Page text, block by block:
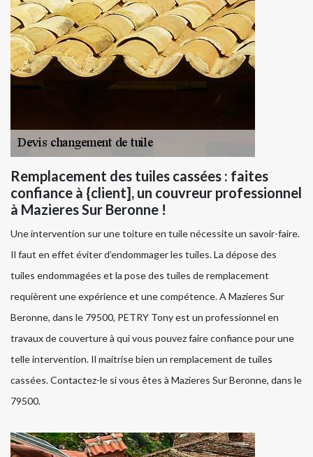
Remplacement des tuiles cassées : faites
confiance à {client], un couvreur professionnel
à Mazieres Sur Beronne !
Une intervention sur une toiture en tuile nécessite un savoir-faire.
Il faut en effet éviter d’endommager les tuiles. La dépose des
tuiles endommagées et la pose des tuiles de remplacement
requièrent une expérience et une compétence. A Mazieres Sur
Beronne, dans le 79500, PETRY Tony est un professionnel en
travaux de couverture à qui vous pouvez faire confiance pour une
telle intervention. Il maitrise bien un remplacement de tuiles
cassées. Contactez-le si vous êtes à Mazieres Sur Beronne, dans le
79500.